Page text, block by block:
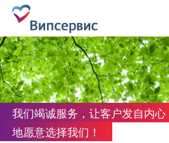
我们竭诚服务，让客户发自内心
地愿意选择我们！